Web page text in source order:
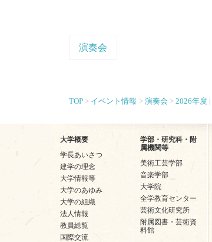
演奏会
TOP イベント情報 演奏会 2026年度
大学概要
学長あいさつ
建学の理念
大学情報等
大学のあゆみ
大学の組織
法人情報
教員総覧
国際交流
学部・研究科・附
属機関等
美術工芸学部
音楽学部
大学院
全学教育センター
芸術文化研究所
附属図書・芸術資
料館